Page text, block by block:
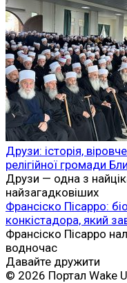
Друзи: історія,
релігійної громади
Друзи — одна з
найзагадковіших
Франсіско Пісарро:
конкістадора, який
Франсіско Пісарро
водночас
Давайте дружити
© 2026 Портал Wake